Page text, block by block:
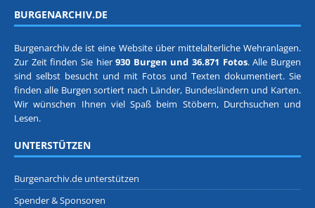
BURGENARCHIV.DE
Burgenarchiv.de ist eine Website über mittelalterliche Wehranlagen.
Zur Zeit finden Sie hier930 Burgen und 36.871 Fotos. Alle Burgen
sind selbst besucht und mit Fotos und Texten dokumentiert. Sie
finden alle Burgen sortiert nach Länder, Bundesländern und Karten.
Wir wünschen Ihnen viel Spaß beim Stöbern, Durchsuchen und
Lesen.
UNTERSTÜTZEN
Burgenarchiv.de unterstützen
Spender & Sponsoren